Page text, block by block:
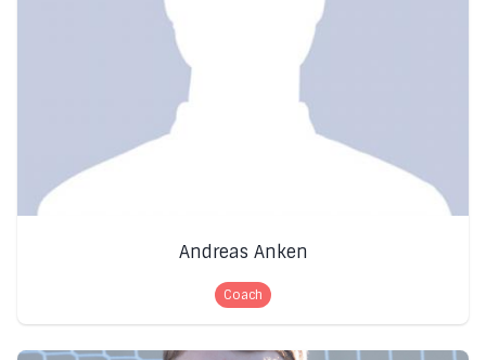
Andreas Anken
Coach